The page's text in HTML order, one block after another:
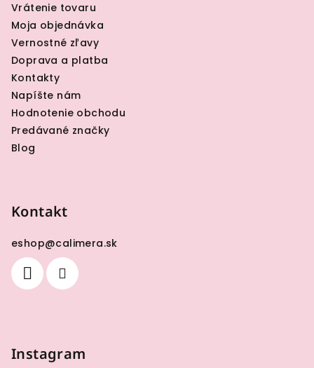
Vrátenie tovaru
Moja objednávka
Vernostné zľavy
Doprava a platba
Kontakty
Napíšte nám
Hodnotenie obchodu
Predávané značky
Blog
Kontakt
eshop@calimera.sk
Instagram